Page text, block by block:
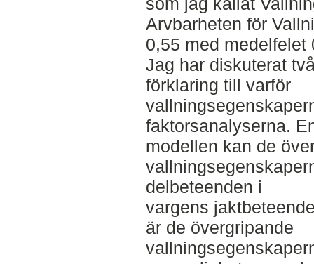
Arvbarheten för
0,55 med medelfelet
Jag har diskuterat
förklaring till varför
faktorsanalyserna.
modellen kan de
delbeteenden i
vargens
är de övergripande